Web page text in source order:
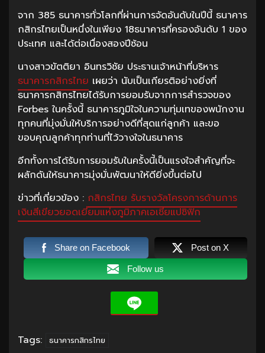
จาก 385 ธนาคารทั่วโลกที่ผ่านการจัดอันดับในปีนี้ ธนาคาร
กสิกรไทยเป็นหนึ่งในเพียง 18ธนาคารที่ครองอันดับ 1 ของ
ประเทศ และได้ต่อเนื่องสองปีซ้อน
นางสาวขัตติยา อินทรวิชัย ประธานเจ้าหน้าที่บริหาร
ธนาคารกสิกรไทย เผยว่า นับเป็นเกียรติอย่างยิ่งที่
ธนาคารกสิกรไทยได้รับการยอมรับจากการสำรวจของ
Forbes ในครั้งนี้ ธนาคารภูมิใจในความทุ่มเทของพนักงาน
ทุกคนที่มุ่งมั่นให้บริการอย่างดีที่สุดแก่ลูกค้า และขอ
ขอบคุณลูกค้าทุกท่านที่ไว้วางใจในธนาคาร
อีกทั้งการได้รับการยอมรับในครั้งนี้เป็นแรงใจสำคัญที่จะ
ผลักดันให้ธนาคารมุ่งมั่นพัฒนาให้ดียิ่งขึ้นต่อไป
ข่าวที่เกี่ยวข้อง : กสิกรไทย รับรางวัลโครงการด้านการ
เงินสีเขียวยอดเยี่ยมแห่งภูมิภาคเอเชียแปซิฟิก
Share on Facebook Post on X
Follow us
Tags: ธนาคารกสิกรไทย